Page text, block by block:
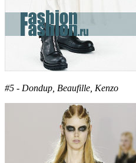
#5 - Dondup, Beaufille, Kenzo